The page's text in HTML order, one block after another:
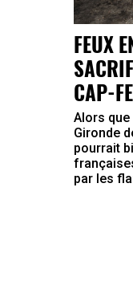
FEUX
CAP-
Alors
Gironde
pourrait
par les